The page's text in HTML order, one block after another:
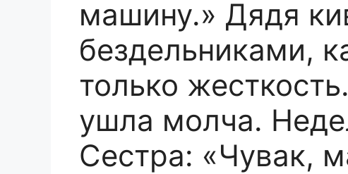
машину.» Дядя
бездельниками,
только
ушла молча.
Сестра: «Чувак,